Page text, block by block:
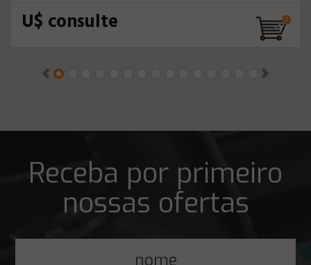
U$ consulte
Receba por primeiro
nossas ofertas